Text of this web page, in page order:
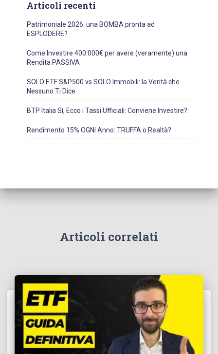
Articoli recenti
Patrimoniale 2026: una BOMBA pronta ad
ESPLODERE?
Come Investire 400.000€ per avere (veramente) una
Rendita PASSIVA
SOLO ETF S&P500 vs SOLO Immobili: la Verità che
Nessuno Ti Dice
BTP Italia Sì, Ecco i Tassi Ufficiali: Conviene Investire?
Rendimento 15% OGNI Anno: TRUFFA o Realtà?
Articoli correlati